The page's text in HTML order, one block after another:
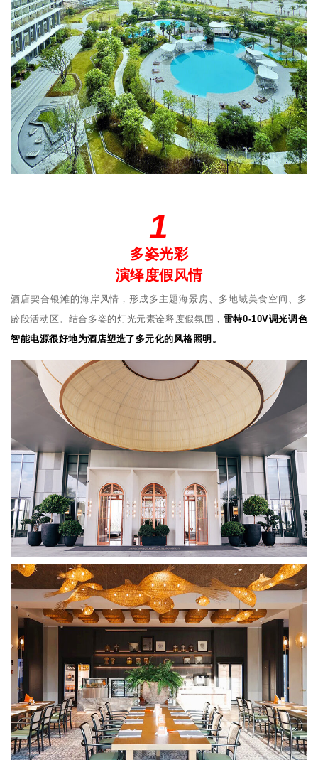
1
多姿光彩
演绎度假风情
酒店契合银滩的海岸风情，形成多主题海景房、多地域美食空间、多
龄段活动区。结合多姿的灯光元素诠释度假氛围， 雷特0-10V调光调色
智能电源很好地为酒店塑造了多元化的风格照明。